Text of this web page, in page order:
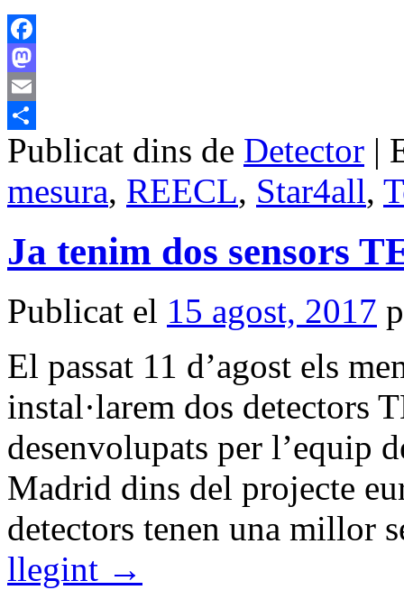
Facebook
Mastodon
Email
Comparteix
Publicat dins de Detector |
mesura, REECL, Star4all,
Ja tenim dos sensors
Publicat el 15 agost, 2017
El passat 11 d’agost els
instal·larem dos detectors
desenvolupats per l’equip
Madrid dins del projecte
detectors tenen una
llegint →